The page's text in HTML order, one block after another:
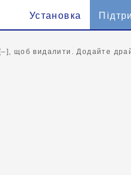
Установка
[–], щоб видалити. Додайте